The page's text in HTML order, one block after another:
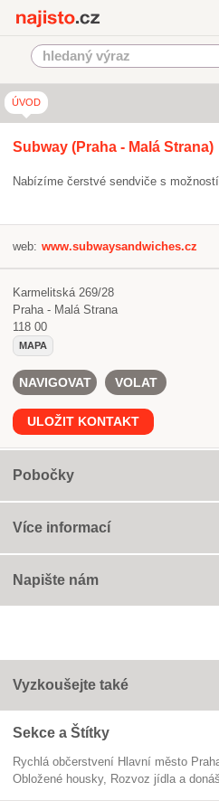
ÚVOD
Subway (Praha - Malá Strana)
Nabízíme čerstvé sendviče s
web: www.subwaysandwiches.cz
Karmelitská 269/28
Praha - Malá Strana
118 00
MAPA
NAVIGOVAT VOLAT
ULOŽIT KONTAKT
Pobočky
Více informací
Napište nám
Vyzkoušejte také
Sekce a Štítky
Rychlá občerstvení Hlavní město
obložené housky
Rozvoz jídla a